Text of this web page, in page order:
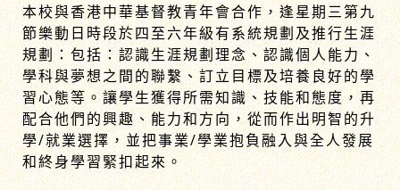
本校與香港中華基督教青年會合作，逢星期三第九
節樂動日時段於四至六年級有系統規劃及推行生涯
規劃：包括：認識生涯規劃理念、認識個人能力、
學科與夢想之間的聯繫、訂立目標及培養良好的學
習心態等。讓學生獲得所需知識、技能和態度，再
配合他們的興趣、能力和方向，從而作出明智的升
學/就業選擇，並把事業/學業抱負融入與全人發展
和終身學習緊扣起來。